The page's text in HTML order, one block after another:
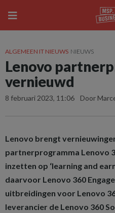
ALGEMEEN IT NIEUWS NIEUWS
Lenovo
vernieuwd
8 februari 2023, 11:06 Door
Lenovo brengt
partnerprogramma Lenovo
inzetten op ‘learning and
daarvoor Lenovo 360
uitbreidingen voor Lenovo
leverancier de Lenovo 360